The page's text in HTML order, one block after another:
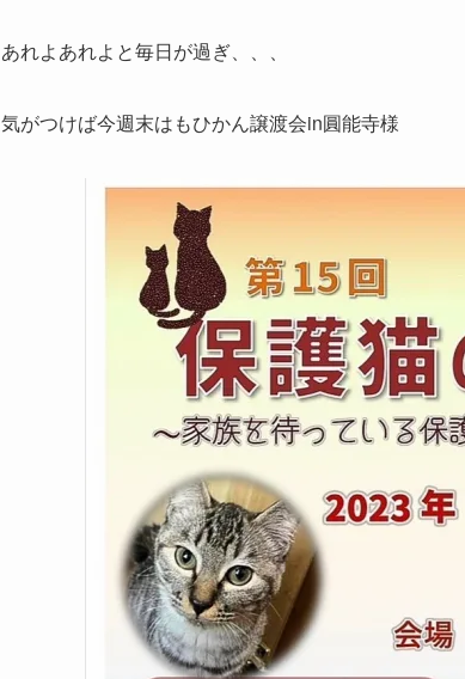
あれよあれよと毎日が過ぎ、、、
気がつけば今週末はもひかん譲渡会in圓能寺様